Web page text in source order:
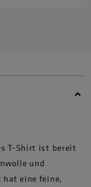
T-Shirt ist bereit
und
eine feine,